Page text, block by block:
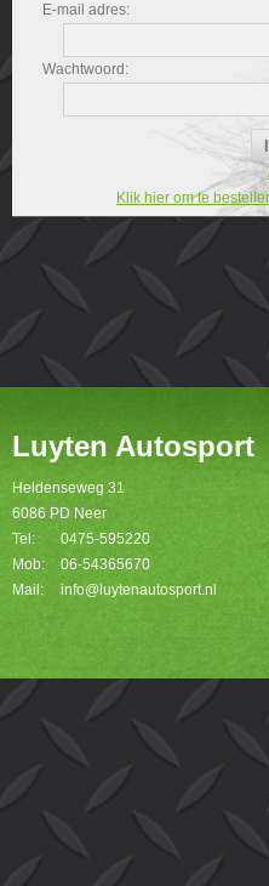
E-mail adres:
Wachtwoord:
Klik hier om te
Luyten Autosport
Heldenseweg 31
6086 PD Neer
Tel:
0475-595220
Mob:
06-54365670
Mail:
info@luytenautosport.nl